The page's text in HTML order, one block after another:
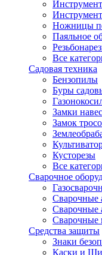
Ножницы
Паяльное
Все
Садовая техника
Бензопилы
Буры
Замки
Замок
Кусторезы
Все
Сварочное
Сварочные
Сварочные
Сварочные
Средства защиты
Знаки
Каски и